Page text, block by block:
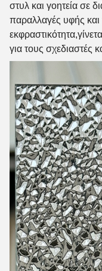
στυλ και γοητεία σε
παραλλαγές υφής και
για τους σχεδιαστές